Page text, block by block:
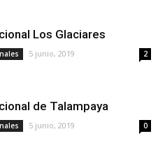
Los Glaciares
5 junio, 2019 2
de Talampaya
5 junio, 2019 0